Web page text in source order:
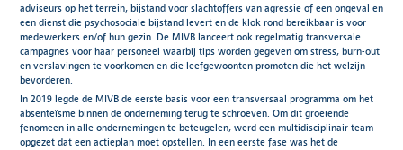
adviseurs op het terrein, bijstand voor slachtoffers van agressie of een ongeval en
een dienst die psychosociale bijstand levert en de klok rond bereikbaar is voor
medewerkers en/of hun gezin. De MIVB lanceert ook regelmatig transversale
campagnes voor haar personeel waarbij tips worden gegeven om stress, burn-out
en verslavingen te voorkomen en die leefgewoonten promoten die het welzijn
bevorderen.
In 2019 legde de MIVB de eerste basis voor een transversaal programma om het
absenteïsme binnen de onderneming terug te schroeven. Om dit groeiende
fenomeen in alle ondernemingen te beteugelen, werd een multidisciplinair team
opgezet dat een actieplan moet opstellen. In een eerste fase was het de